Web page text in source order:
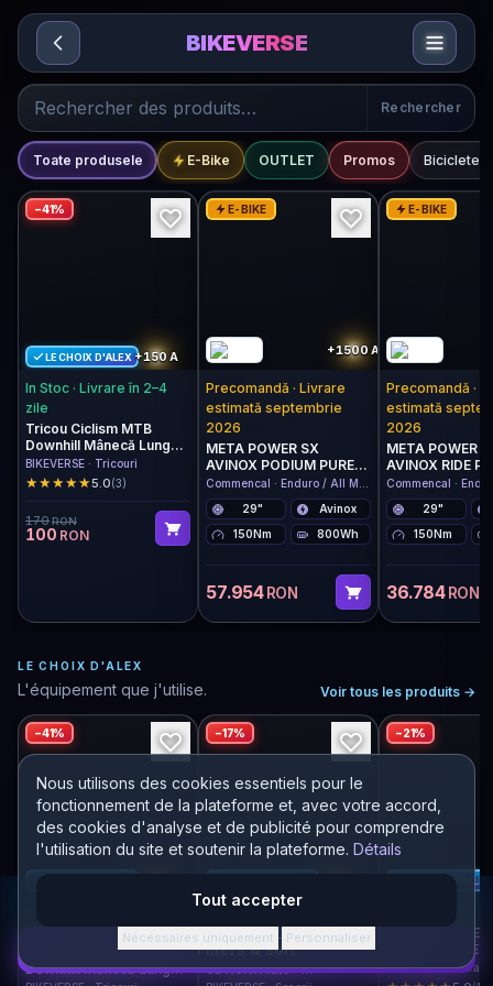
Sari la conținut
Nous utilisons des cookies essentiels pour le
fonctionnement de la plateforme et, avec votre accord,
des cookies d'analyse et de publicité pour comprendre
l'utilisation du site et soutenir la plateforme. Détails
Tout accepter
Nécessaires uniquement · Personnaliser
BIKEVERSE
Shop
Rechercher
Categorii
Toate produsele E-Bike OUTLET Promos Biciclete
−41%
LE CHOIX D'ALEX+150A
In Stoc · Livrare în 2–4
zile
Tricou Ciclism MTB
Downhill Mânecă Lungă
BIKEVERSE ForFunRiders
– Blana de Urs (Purtat de
BIKEVERSE · Tricouri
★
★★
★★
★★
★★
★5.0(3)
170RON
100 RON
E-BIKE
+1500 A
Precomandă · Livrare
estimată septembrie
2026
META POWER SX
AVINOX PODIUM PURE
BLACK 2027
29"
Avinox
150Nm
800Wh
57.954 RON
E-BIKE
Precomandă ·
estimată
2026
META POWER
AVINOX RIDE
BLACK 2027
29"
150Nm
36.784 RON
LE CHOIX D'ALEX
L'équipement que j'utilise. Voir tous les produits →
−41%
zile
Tricou Ciclism MTB
Downhill Mânecă Lungă
−17%
In Stoc · Livrare în 2–4
zile
Claxon Bicicletă Puternic
cu Horn Auto -
−21%
LE CHOIX D'ALEX
META TR V4
KESWICK
Commencal · Trail
Filters & sort